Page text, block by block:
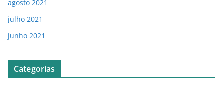
agosto 2021
julho 2021
junho 2021
Categorias